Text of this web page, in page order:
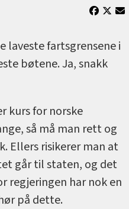
laveste fartsgrensene i
bøtene. Ja, snakk
kurs for norske
så må man rett og
Ellers risikerer man at
går til staten, og det
regjeringen har nok en
på dette.